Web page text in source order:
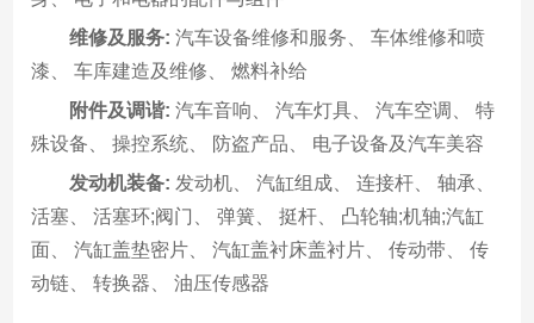
维修及服务: 汽车设备维修和服务、 车体维修和喷
漆、 车库建造及维修、 燃料补给
附件及调谐: 汽车音响、 汽车灯具、 汽车空调、 特
殊设备、 操控系统、 防盗产品、 电子设备及汽车美容
发动机装备: 发动机、 汽缸组成、 连接杆、 轴承、
活塞、 活塞环;阀门、 弹簧、 挺杆、 凸轮轴;机轴;汽缸
面、 汽缸盖垫密片、 汽缸盖衬床盖衬片、 传动带、 传
动链、 转换器、 油压传感器